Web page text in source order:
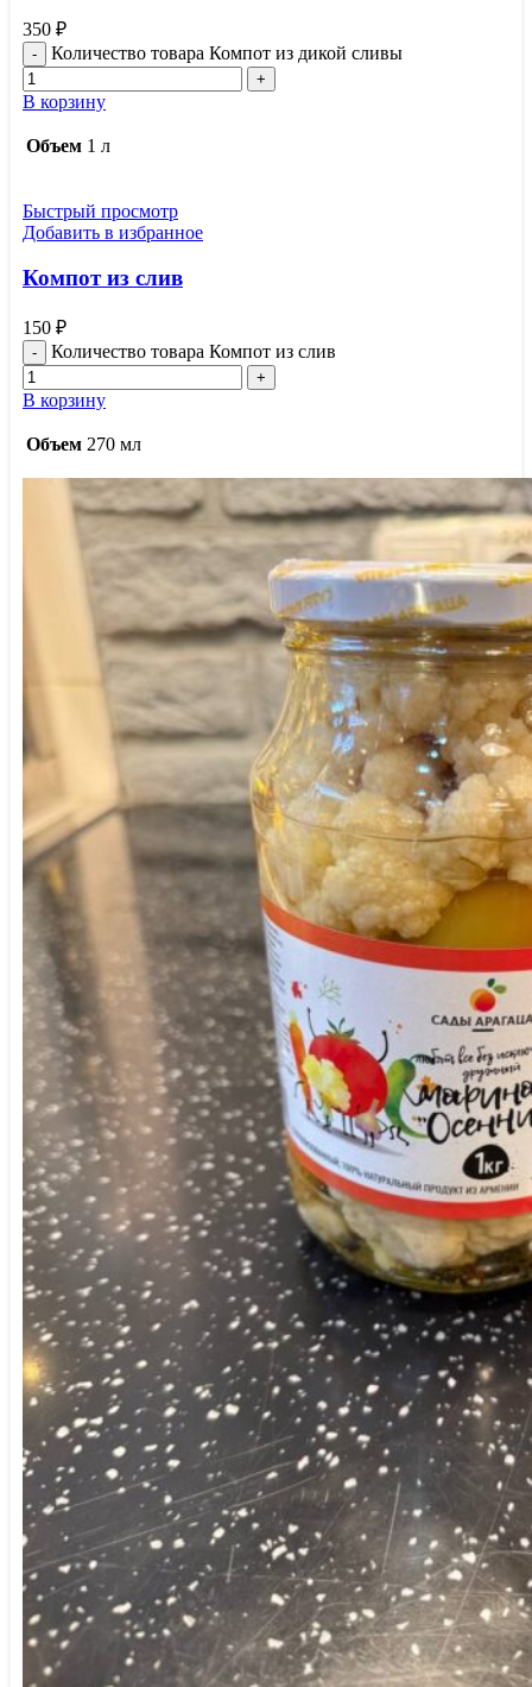
350 ₽
Количество товара Компот из дикой сливы
В корзину
Объем 1 л
Быстрый просмотр
Добавить в избранное
Компот из слив
150 ₽
Количество товара Компот из слив
В корзину
Объем 270 мл